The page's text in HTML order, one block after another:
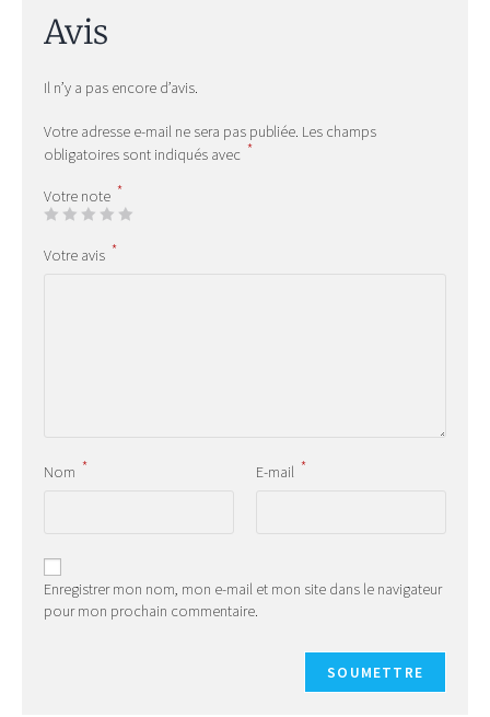
Avis
Il n’y a pas encore d’avis.
Votre adresse e-mail ne sera pas publiée. Les champs
obligatoires sont indiqués avec *
Votre note *
Votre avis *
Nom * E-mail *
Enregistrer mon nom, mon e-mail et mon site dans le navigateur
pour mon prochain commentaire.